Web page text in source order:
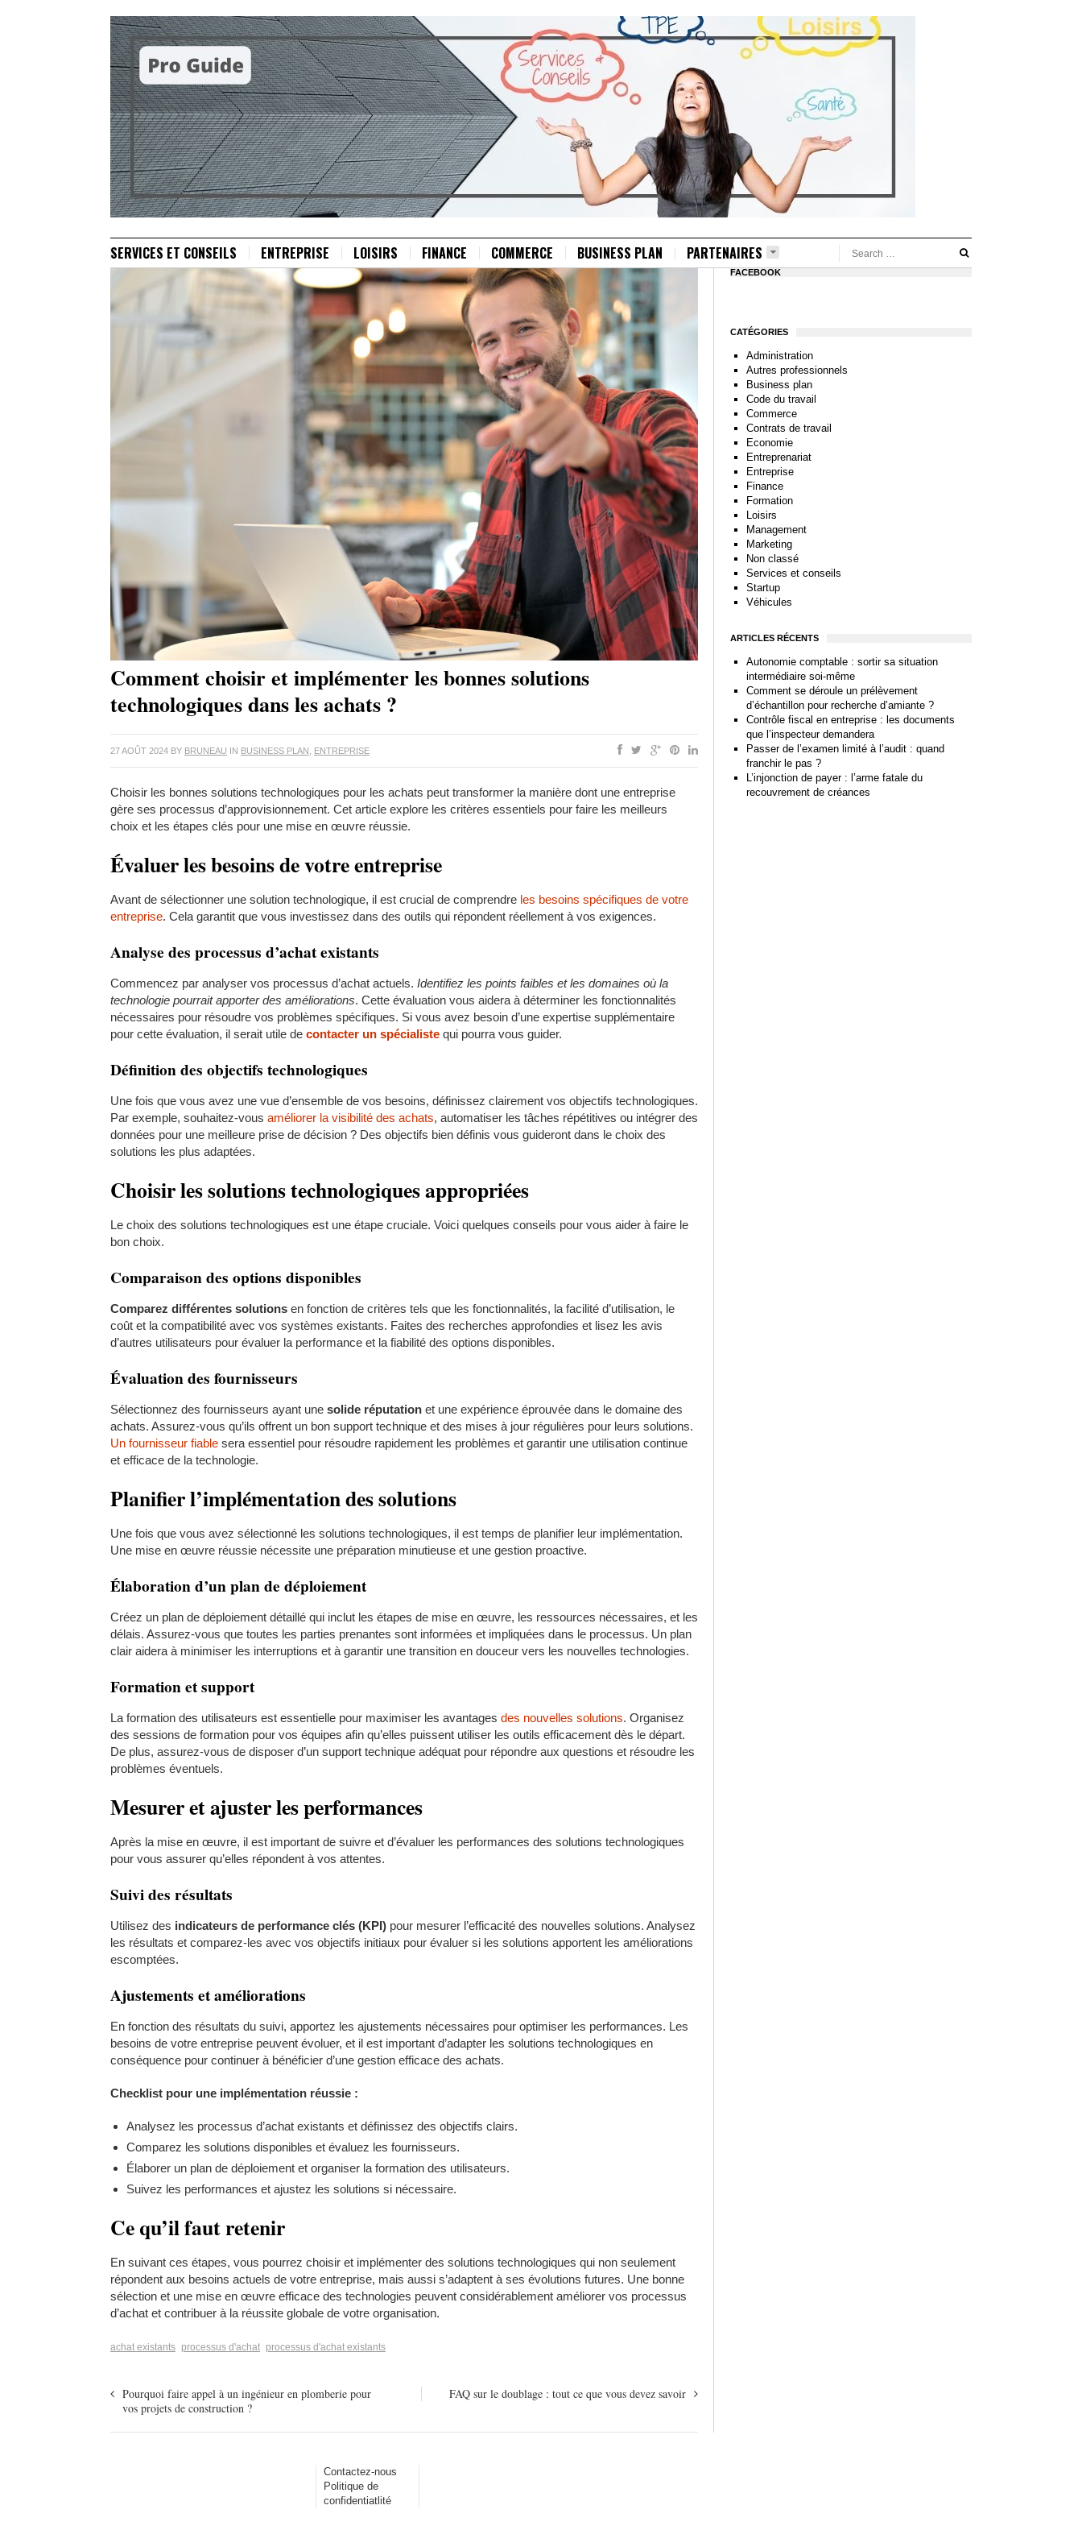
SERVICES ET CONSEILS ENTREPRISE LOISIRS FINANCE COMMERCE BUSINESS PLAN PARTENAIRES
Comment choisir et implémenter les bonnes solutions
technologiques dans les achats ?
27 AOÛT 2024 BY BRUNEAU IN BUSINESS PLAN ENTREPRISE
Choisir les bonnes solutions technologiques pour les achats peut transformer la manière dont une entreprise
gère ses processus d’approvisionnement. Cet article explore les critères essentiels pour faire les meilleurs
choix et les étapes clés pour une mise en œuvre réussie.
Évaluer les besoins de votre entreprise
Avant de sélectionner une solution technologique, il est crucial de comprendre les besoins spécifiques de votre
entreprise. Cela garantit que vous investissez dans des outils qui répondent réellement à vos exigences.
Analyse des processus d’achat existants
Commencez par analyser vos processus d’achat actuels. Identifiez les points faibles et les domaines où la
technologie pourrait apporter des améliorations. Cette évaluation vous aidera à déterminer les fonctionnalités
nécessaires pour résoudre vos problèmes spécifiques. Si vous avez besoin d’une expertise supplémentaire
pour cette évaluation, il serait utile de contacter un spécialiste qui pourra vous guider.
Définition des objectifs technologiques
Une fois que vous avez une vue d’ensemble de vos besoins, définissez clairement vos objectifs technologiques.
Par exemple, souhaitez-vous améliorer la visibilité des achats, automatiser les tâches répétitives ou intégrer des
données pour une meilleure prise de décision ? Des objectifs bien définis vous guideront dans le choix des
solutions les plus adaptées.
Choisir les solutions technologiques appropriées
Le choix des solutions technologiques est une étape cruciale. Voici quelques conseils pour vous aider à faire le
bon choix.
Comparaison des options disponibles
Comparez différentes solutions en fonction de critères tels que les fonctionnalités, la facilité d’utilisation, le
coût et la compatibilité avec vos systèmes existants. Faites des recherches approfondies et lisez les avis
d’autres utilisateurs pour évaluer la performance et la fiabilité des options disponibles.
Évaluation des fournisseurs
Sélectionnez des fournisseurs ayant une solide réputation et une expérience éprouvée dans le domaine des
achats. Assurez-vous qu’ils offrent un bon support technique et des mises à jour régulières pour leurs solutions.
Un fournisseur fiable sera essentiel pour résoudre rapidement les problèmes et garantir une utilisation continue
et efficace de la technologie.
Planifier l’implémentation des solutions
Une fois que vous avez sélectionné les solutions technologiques, il est temps de planifier leur implémentation.
Une mise en œuvre réussie nécessite une préparation minutieuse et une gestion proactive.
Élaboration d’un plan de déploiement
Créez un plan de déploiement détaillé qui inclut les étapes de mise en œuvre, les ressources nécessaires, et les
délais. Assurez-vous que toutes les parties prenantes sont informées et impliquées dans le processus. Un plan
clair aidera à minimiser les interruptions et à garantir une transition en douceur vers les nouvelles technologies.
Formation et support
La formation des utilisateurs est essentielle pour maximiser les avantages des nouvelles solutions. Organisez
des sessions de formation pour vos équipes afin qu’elles puissent utiliser les outils efficacement dès le départ.
De plus, assurez-vous de disposer d’un support technique adéquat pour répondre aux questions et résoudre les
problèmes éventuels.
Mesurer et ajuster les performances
Après la mise en œuvre, il est important de suivre et d’évaluer les performances des solutions technologiques
pour vous assurer qu’elles répondent à vos attentes.
Suivi des résultats
Utilisez des indicateurs de performance clés (KPI) pour mesurer l’efficacité des nouvelles solutions. Analysez
les résultats et comparez-les avec vos objectifs initiaux pour évaluer si les solutions apportent les améliorations
escomptées.
Ajustements et améliorations
En fonction des résultats du suivi, apportez les ajustements nécessaires pour optimiser les performances. Les
besoins de votre entreprise peuvent évoluer, et il est important d’adapter les solutions technologiques en
conséquence pour continuer à bénéficier d’une gestion efficace des achats.
Checklist pour une implémentation réussie :
Analysez les processus d’achat existants et définissez des objectifs clairs.
Comparez les solutions disponibles et évaluez les fournisseurs.
Élaborer un plan de déploiement et organiser la formation des utilisateurs.
Suivez les performances et ajustez les solutions si nécessaire.
Ce qu’il faut retenir
En suivant ces étapes, vous pourrez choisir et implémenter des solutions technologiques qui non seulement
répondent aux besoins actuels de votre entreprise, mais aussi s’adaptent à ses évolutions futures. Une bonne
sélection et une mise en œuvre efficace des technologies peuvent considérablement améliorer vos processus
d’achat et contribuer à la réussite globale de votre organisation.
achat existants processus d'achat processus d'achat existants
Pourquoi faire appel à un ingénieur en plomberie pour
vos projets de construction ?
FAQ sur le doublage : tout ce que vous devez savoir
FACEBOOK
CATÉGORIES
Administration
Autres professionnels
Business plan
Code du travail
Commerce
Contrats de travail
Economie
Entreprenariat
Entreprise
Finance
Formation
Loisirs
Management
Marketing
Non classé
Services et conseils
Startup
Véhicules
ARTICLES RÉCENTS
Autonomie comptable : sortir sa situation
intermédiaire soi-même
Comment se déroule un prélèvement
d’échantillon pour recherche d’amiante ?
Contrôle fiscal en entreprise : les documents
que l’inspecteur demandera
Passer de l’examen limité à l’audit : quand
franchir le pas ?
L’injonction de payer : l’arme fatale du
recouvrement de créances
Contactez-nous
Politique de
confidentiatlité